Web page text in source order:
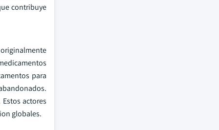
contribuye
para
actores
globales.